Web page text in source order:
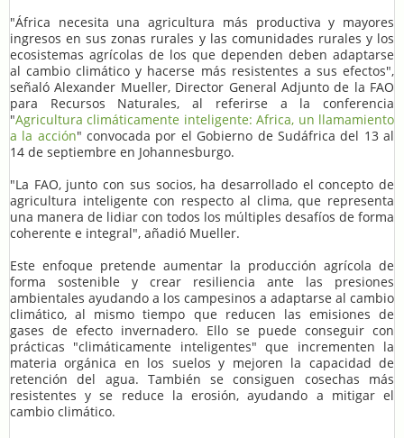
"África necesita una agricultura más productiva y mayores
ingresos en sus zonas rurales y las comunidades rurales y los
ecosistemas agrícolas de los que dependen deben adaptarse
al cambio climático y hacerse más resistentes a sus efectos",
señaló Alexander Mueller, Director General Adjunto de la FAO
para Recursos Naturales, al referirse a la conferencia
"Agricultura climáticamente inteligente: Africa, un llamamiento
a la acción" convocada por el Gobierno de Sudáfrica del 13 al
14 de septiembre en Johannesburgo.
"La FAO, junto con sus socios, ha desarrollado el concepto de
agricultura inteligente con respecto al clima, que representa
una manera de lidiar con todos los múltiples desafíos de forma
coherente e integral", añadió Mueller.
Este enfoque pretende aumentar la producción agrícola de
forma sostenible y crear resiliencia ante las presiones
ambientales ayudando a los campesinos a adaptarse al cambio
climático, al mismo tiempo que reducen las emisiones de
gases de efecto invernadero. Ello se puede conseguir con
prácticas "climáticamente inteligentes" que incrementen la
materia orgánica en los suelos y mejoren la capacidad de
retención del agua. También se consiguen cosechas más
resistentes y se reduce la erosión, ayudando a mitigar el
cambio climático.